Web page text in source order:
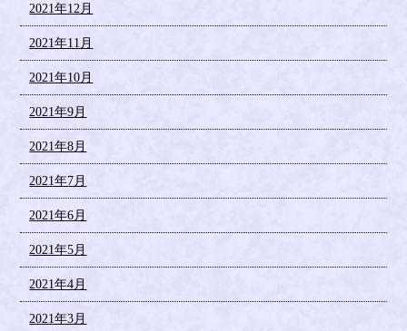
2021年12月
2021年11月
2021年10月
2021年9月
2021年8月
2021年7月
2021年6月
2021年5月
2021年4月
2021年3月